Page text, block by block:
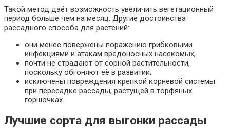
Такой метод даёт возможность увеличить вегетационный
период больше чем на месяц. Другие достоинства
рассадного способа для растений:
они менее повержены поражению грибковыми
инфекциями и атакам вредоносных насекомых;
почти не страдают от сорной растительности,
поскольку обгоняют её в развитии;
исключены повреждения крепкой корневой системы
при пересадке рассады, растущей в торфяных
горшочках.
Лучшие сорта для выгонки рассады